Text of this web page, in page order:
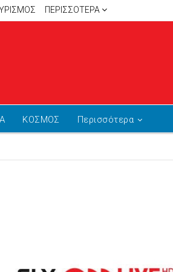
ΠΕΡΙΣΣΌΤΕΡΑ
ΚΟΣΜΟΣ Περισσότερα